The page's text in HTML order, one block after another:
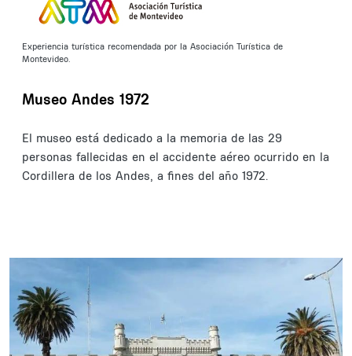
Experiencia turística recomendada por la Asociación Turística de
Montevideo.
Museo Andes 1972
El museo está dedicado a la memoria de las 29
personas fallecidas en el accidente aéreo ocurrido en la
Cordillera de los Andes, a fines del año 1972.